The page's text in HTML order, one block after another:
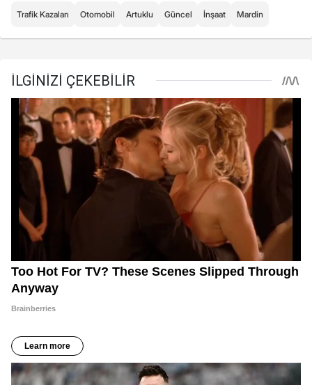
Trafik Kazaları Otomobil Artuklu Güncel İnşaat Mardin